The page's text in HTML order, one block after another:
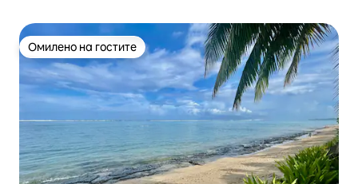
Омилено на гостите
Омилено на гостите